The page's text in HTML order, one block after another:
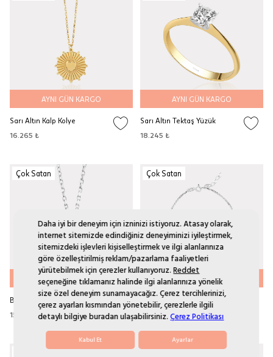
Daha iyi bir deneyim için izninizi istiyoruz. Atasay olarak,
internet sitemizde edindiğiniz deneyiminizi iyileştirmek,
sitemizdeki işlevleri kişiselleştirmek ve ilgi alanlarınıza
göre özelleştirilmiş reklam/pazarlama faaliyetleri
yürütebilmek için çerezler kullanıyoruz.Reddet
seçeneğine tıklamanız halinde ilgi alanlarınıza yönelik
size özel deneyim sunamayacağız. Çerez tercihlerinizi,
çerez ayarları kısmından yönetebilir, çerezlerle ilgili
detaylı bilgiye buradan ulaşabilirsiniz.Çerez Politikası
Kabul Et Ayarlar
AYNI GÜN KARGO
Sarı Altın Kalp Kolye
16.265 ₺
AYNI GÜN KARGO
Sarı Altın Tektaş Yüzük
18.245 ₺
Çok Satan
AYNI GÜN KARGO
Beyaz Altın Taşlı Kolye
15.610 ₺
Çok Satan
AYNI GÜN KARGO
Beyaz Altın Taşlı Bileklik
14.450 ₺